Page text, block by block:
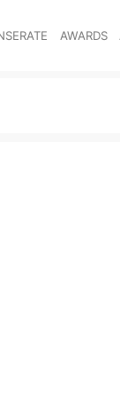
AWARDS